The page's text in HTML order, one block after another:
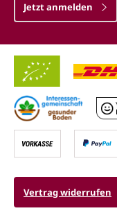
Jetzt anmelden
Vertrag widerrufen